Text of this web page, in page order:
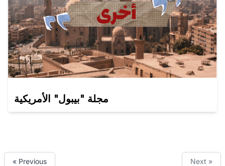
مجلة "بيبول" الأمريكية
« Previous Next »